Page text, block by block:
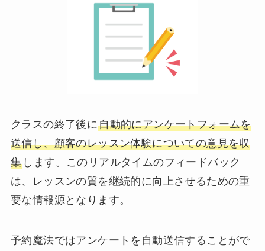
クラスの終了後に自動的にアンケートフォームを
送信し、顧客のレッスン体験についての意見を収
集 します。このリアルタイムのフィードバック
は、レッスンの質を継続的に向上させるための重
要な情報源となります。
予約魔法ではアンケートを自動送信することがで